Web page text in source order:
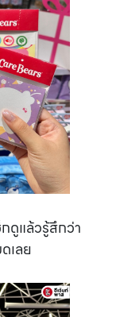
ดูแล้วรู้สึกว่า
เลย